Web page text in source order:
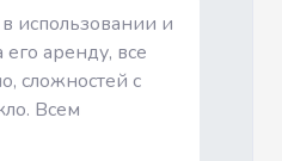
использовании и
аренду, все
сложностей с
Всем